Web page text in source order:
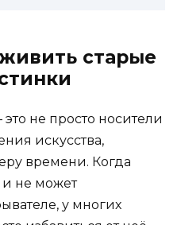
старые
не просто носители
искусства,
времени. Когда
и не может
у многих